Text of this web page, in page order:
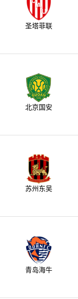
圣塔菲联
北京国安
苏州东吴
青岛海牛